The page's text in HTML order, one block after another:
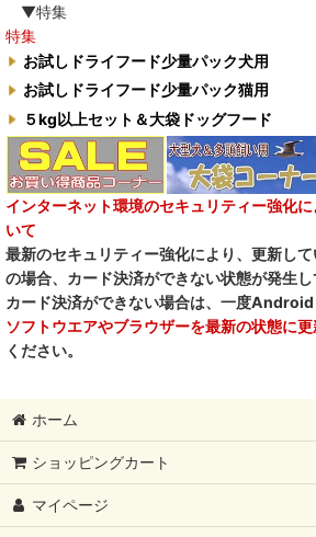
▼特集
特集
お試しドライフード少量パック犬用
お試しドライフード少量パック猫用
５kg以上セット＆大袋ドッグフード
インターネット環境のセキュリティー強化
いて
最新のセキュリティー強化により、更新し
の場合、カード決済ができない状態が発生し
カード決済ができない場合は、一度
ソフトウエアやブラウザーを最新の状態に更
ください。
ホーム
ショッピングカート
マイページ